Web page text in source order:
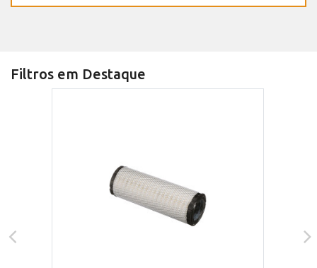
Filtros em Destaque